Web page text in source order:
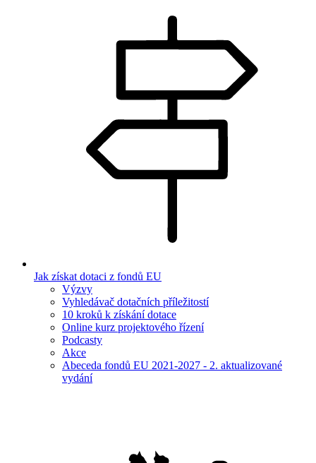
Jak získat dotaci z fondů EU
Výzvy
Vyhledávač dotačních příležitostí
10 kroků k získání dotace
Online kurz projektového řízení
Podcasty
Akce
Abeceda fondů EU 2021-2027 - 2. aktualizované
vydání